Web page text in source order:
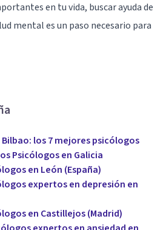
en tu vida, buscar ayuda de
mental es un paso necesario para
los 7 mejores psicólogos
Psicólogos en Galicia
en León (España)
expertos en depresión en
en Castillejos (Madrid)